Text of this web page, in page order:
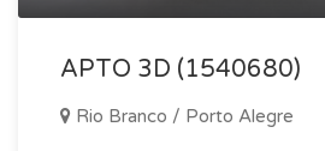
APTO 3D (1540680)
Rio Branco / Porto Alegre